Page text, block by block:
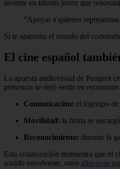
invierte en talento joven que
“Apoyar a quienes
Si te apasiona el mundo del
El cine español
La apuesta audiovisual de Peugeot
presencia se dejó sentir en
Comunicación: el logotipo
Movilidad: la firma se
Reconocimiento: durante la
Esta colaboración demuestra que el
sonido envolvente, unos altavoces